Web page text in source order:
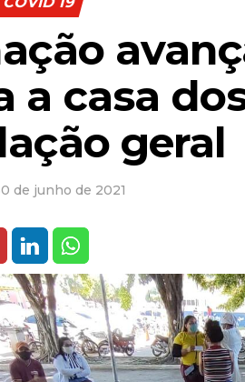
a casa
geral
de junho de 2021